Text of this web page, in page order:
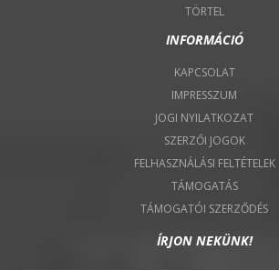
TÖRTEL
INFORMÁCIÓ
KAPCSOLAT
IMPRESSZUM
JOGI NYILATKOZAT
SZERZŐI JOGOK
FELHASZNÁLÁSI FELTÉTELEK
TÁMOGATÁS
TÁMOGATÓI SZERZŐDÉS
ÍRJON NEKÜNK!